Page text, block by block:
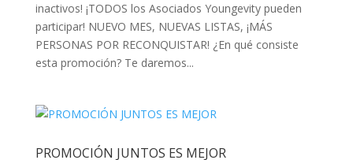
inactivos! ¡TODOS los Asociados Youngevity pueden
participar! NUEVO MES, NUEVAS LISTAS, ¡MÁS
PERSONAS POR RECONQUISTAR! ¿En qué consiste
esta promoción? Te daremos...
PROMOCIÓN JUNTOS ES MEJOR